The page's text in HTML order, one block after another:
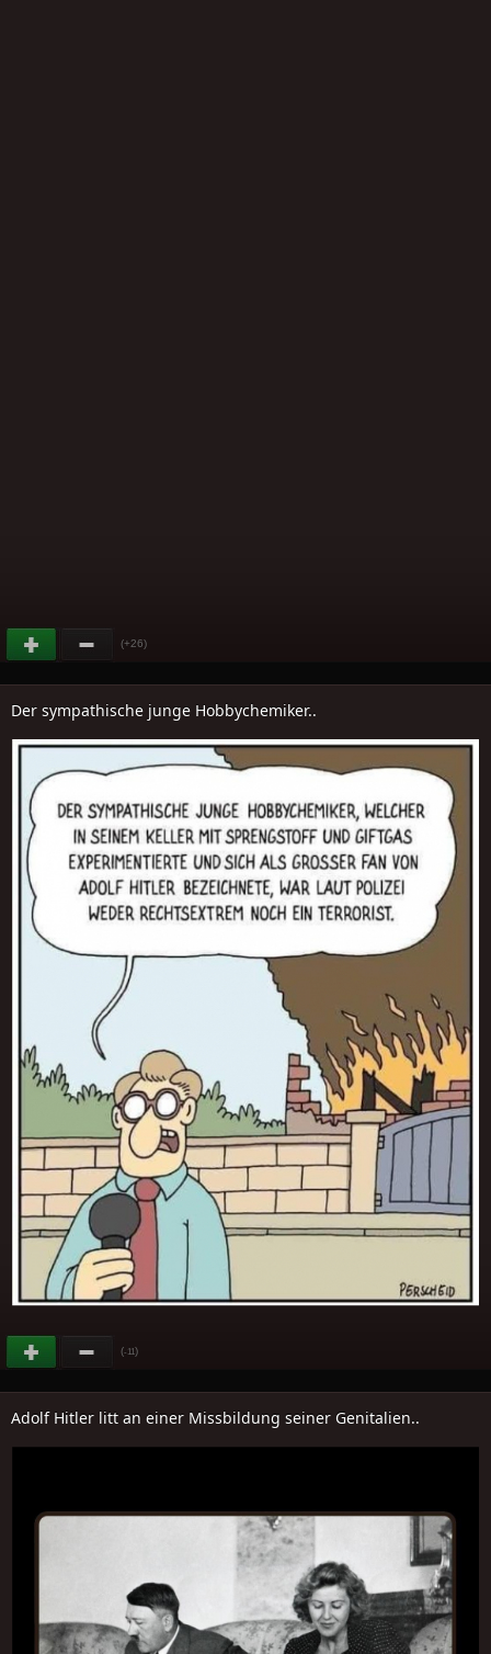
(+26)
Der sympathische junge Hobbychemiker..
(-11)
Adolf Hitler litt an einer Missbildung seiner Genitalien..